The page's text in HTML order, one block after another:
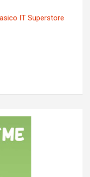
IT Superstore